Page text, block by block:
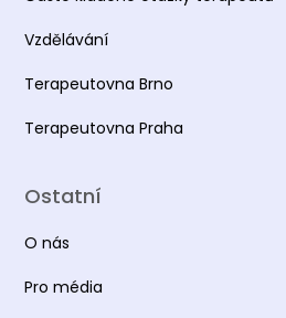
Vzdělávání
Terapeutovna Brno
Terapeutovna Praha
Ostatní
O nás
Pro média